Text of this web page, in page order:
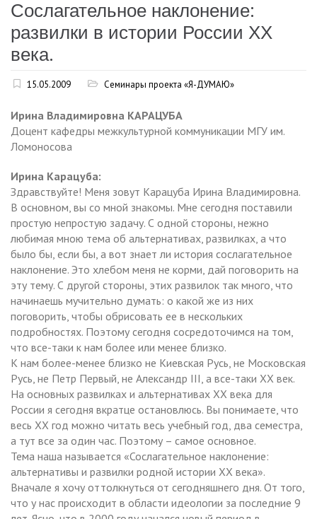
Сослагательное наклонение:
развилки в истории России ХХ
века.
15.05.2009 Семинары проекта «Я-ДУМАЮ»
Ирина Владимировна КАРАЦУБА
Доцент кафедры межкультурной коммуникации МГУ им.
Ломоносова
Ирина Карацуба:
Здравствуйте! Меня зовут Карацуба Ирина Владимировна.
В основном, вы со мной знакомы. Мне сегодня поставили
простую непростую задачу. С одной стороны, нежно
любимая мною тема об альтернативах, развилках, а что
было бы, если бы, а вот знает ли история сослагательное
наклонение. Это хлебом меня не корми, дай поговорить на
эту тему. С другой стороны, этих развилок так много, что
начинаешь мучительно думать: о какой же из них
поговорить, чтобы обрисовать ее в нескольких
подробностях. Поэтому сегодня сосредоточимся на том,
что все-таки к нам более или менее близко.
К нам более-менее близко не Киевская Русь, не Московская
Русь, не Петр Первый, не Александр III, а все-таки ХХ век.
На основных развилках и альтернативах ХХ века для
России я сегодня вкратце остановлюсь. Вы понимаете, что
весь ХХ год можно читать весь учебный год, два семестра,
а тут все за один час. Поэтому – самое основное.
Тема наша называется «Сослагательное наклонение:
альтернативы и развилки родной истории ХХ века».
Вначале я хочу оттолкнуться от сегодняшнего дня. От того,
что у нас происходит в области идеологии за последние 9